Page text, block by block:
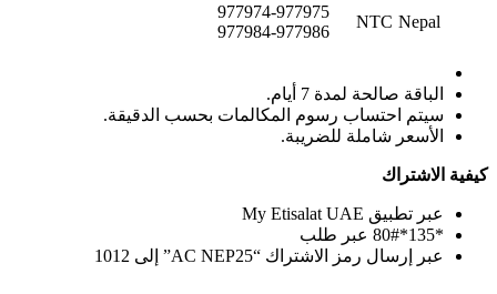
Nepal
NTC
977974-977975
977984-977986
الباقة صالحة لمدة 7 أيام.
سيتم احتساب رسوم المكالمات بحسب الدقيقة.
الأسعر شاملة للضريبة.
كيفية الاشتراك
عبر تطبيق My Etisalat UAE
*135*80#
عبر طلب
عبر إرسال رمز الاشتراك “AC NEP25” إلى 1012